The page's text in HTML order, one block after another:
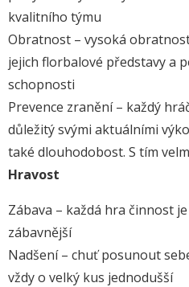
kvalitního týmu
Obratnost – vysoká
jejich florbalové představy a
schopnosti
Prevence zranění – každý
důležitý svými aktuálními
také dlouhodobost. S tím
Hravost
Zábava – každá hra činnost
zábavnější
Nadšení – chuť posunout
vždy o velký kus jednodušší